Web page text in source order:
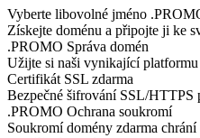
Vyberte libovolné jméno
Získejte doménu a připojte ji ke
.PROMO Správa domén
Užijte si naši vynikající
Certifikát SSL zdarma
Bezpečné šifrování SSL/HTTPS
.PROMO Ochrana soukromí
Soukromí domény zdarma